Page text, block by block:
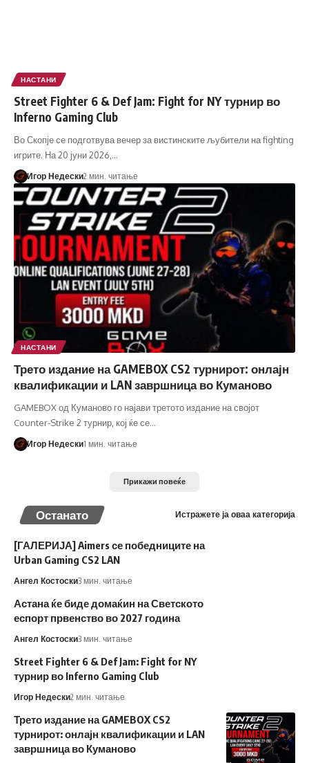
НАСТАНИ
Street Fighter 6 & Def Jam: Fight for NY турнир во
Inferno Gaming Club
Во Скопје се подготвува вечер за вистинските љубители на fighting
игрите. На 20 јуни 2026,…
Игор Недески2 мин. читање
НАСТАНИ
Трето издание на GAMEBOX CS2 турнирот: онлајн
квалификации и LAN завршница во Куманово
GAMEBOX од Куманово го најави третото издание на својот
Counter-Strike 2 турнир, кој ќе се…
Игор Недески1 мин. читање
Прикажи повеќе
Останато Истражете ја оваа категорија
[ГАЛЕРИЈА] Aimers се победниците на
Urban Gaming CS2 LAN
Ангел Костоски3 мин. читање
Астана ќе биде домаќин на Светското
еспорт првенство во 2027 година
Ангел Костоски3 мин. читање
Street Fighter 6 & Def Jam: Fight for NY
турнир во Inferno Gaming Club
Игор Недески2 мин. читање
Трето издание на GAMEBOX CS2
турнирот: онлајн квалификации и LAN
завршница во Куманово